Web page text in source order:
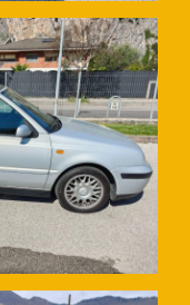
le targhe
un impegno